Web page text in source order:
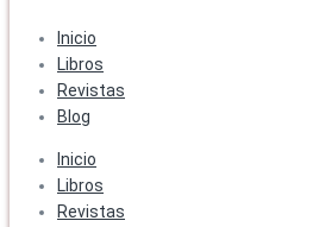
Inicio
Libros
Revistas
Blog
Inicio
Libros
Revistas